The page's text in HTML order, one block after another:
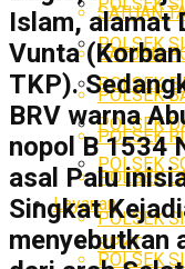
POLSEK
POLSEK
POLSEK
POLSEK
Layanan
SPKT
SATUAN
SATUAN
POLSEK
POLSEK
POLSEK
POLSEK
POLSEK
Islam, alamat
Vunta
TKP).
BRV warna
nopol B 1534
asal Palu
Singkat
menyebutkan